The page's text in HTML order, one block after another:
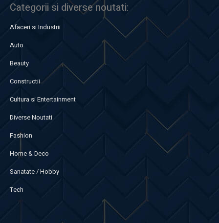
Categorii si diverse noutati:
Afaceri si Industrii
Auto
Beauty
Constructii
Cultura si Entertainment
Diverse Noutati
Fashion
Home & Deco
Sanatate / Hobby
Tech